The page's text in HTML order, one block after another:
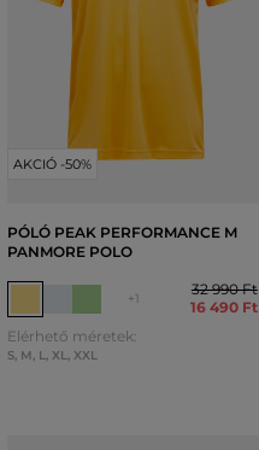
AKCIÓ -50%
PÓLÓ PEAK PERFORMANCE M
PANMORE POLO
+1
32 990 Ft
16 490 Ft
Elérhető méretek:
S, M L XL XXL